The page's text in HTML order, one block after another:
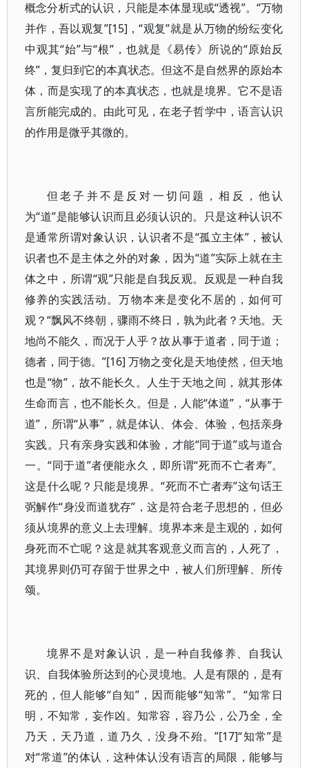
概念分析式的认识，只能是本体显现或“透视”。“万物
并作，吾以观复”[15]，“观复”就是从万物的纷纭变化
中观其“始”与“根”，也就是《易传》所说的“原始反
终”，复归到它的本真状态。但这不是自然界的原始本
体，而是实现了的本真状态，也就是境界。它不是语
言所能完成的。由此可见，在老子哲学中，语言认识
的作用是微乎其微的。
但老子并不是反对一切问题，相反，他认
为“道”是能够认识而且必须认识的。只是这种认识不
是通常所谓对象认识，认识者不是“孤立主体”，被认
识者也不是主体之外的对象，因为“道”实际上就在主
体之中，所谓“观”只能是自我反观。反观是一种自我
修养的实践活动。万物本来是变化不居的，如何可
观？“飘风不终朝，骤雨不终日，孰为此者？天地。天
地尚不能久，而况于人乎？故从事于道者，同于道；
德者，同于德。”[16] 万物之变化是天地使然，但天地
也是“物”，故不能长久。人生于天地之间，就其形体
生命而言，也不能长久。但是，人能“体道”，“从事于
道”，所谓“从事”，就是体认、体会、体验，包括亲身
实践。只有亲身实践和体验，才能“同于道”或与道合
一。“同于道”者便能永久，即所谓“死而不亡者寿”。
这是什么呢？只能是境界。“死而不亡者寿”这句话王
弼解作“身没而道犹存”，这是符合老子思想的，但必
须从境界的意义上去理解。境界本来是主观的，如何
身死而不亡呢？这是就其客观意义而言的，人死了，
其境界则仍可存留于世界之中，被人们所理解、所传
颂。
境界不是对象认识，是一种自我修养、自我认
识、自我体验所达到的心灵境地。人是有限的，是有
死的，但人能够“自知”，因而能够“知常”。“知常日
明，不知常，妄作凶。知常容，容乃公，公乃全，全
乃天，天乃道，道乃久，没身不殆。”[17]“知常”是
对“常道”的体认，这种体认没有语言的局限，能够与